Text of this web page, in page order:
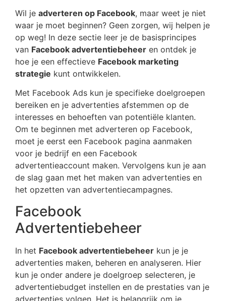
Wil je adverteren op Facebook, maar weet je niet
waar je moet beginnen? Geen zorgen, wij helpen je
op weg! In deze sectie leer je de basisprincipes
van Facebook advertentiebeheer en ontdek je
hoe je een effectieve Facebook marketing
strategie kunt ontwikkelen.
Met Facebook Ads kun je specifieke doelgroepen
bereiken en je advertenties afstemmen op de
interesses en behoeften van potentiële klanten.
Om te beginnen met adverteren op Facebook,
moet je eerst een Facebook pagina aanmaken
voor je bedrijf en een Facebook
advertentieaccount maken. Vervolgens kun je aan
de slag gaan met het maken van advertenties en
het opzetten van advertentiecampagnes.
Facebook
Advertentiebeheer
In het Facebook advertentiebeheer kun je je
advertenties maken, beheren en analyseren. Hier
kun je onder andere je doelgroep selecteren, je
advertentiebudget instellen en de prestaties van je
advertenties volgen. Het is belangrijk om je